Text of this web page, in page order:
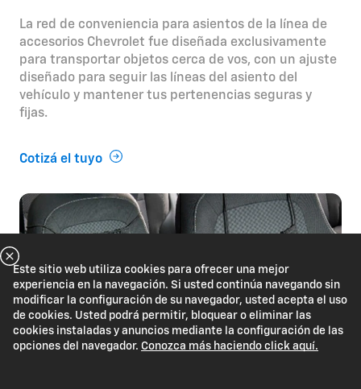
La red de conveniencia para asientos de la línea de
accesorios Chevrolet fue diseñada exclusivamente
para transportar objetos cerca de vos, con un ajuste
diseñado para seguir las líneas del asiento del
vehículo y mantener tus pertenencias seguras y
fijas.
Cotizá el tuyo
Este sitio web utiliza cookies para ofrecer una mejor
experiencia en la navegación. Si usted continúa navegando sin
modificar la configuración de su navegador, usted acepta el uso
de cookies. Usted podrá permitir, bloquear o eliminar las
cookies instaladas y anuncios mediante la configuración de las
opciones del navegador. Conozca más haciendo click aquí.